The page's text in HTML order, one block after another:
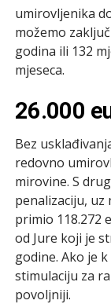
umirovljenika
možemo
godina ili 132
mjeseca.
26.000
Bez
redovno
mirovine. S
penalizaciju, uz
primio 118.272
od Jure koji je
godine. Ako je
stimulaciju za
povoljniji.